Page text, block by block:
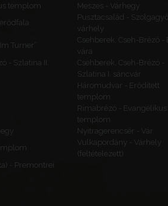
templom
Meszes - Várhegy
Pusztacsalád -
várhely
Turner”
Csehberek, Cseh-Brézó -
vára
- Szlatina II.
Csehberek, Cseh-Brézó -
Szlatina I. sáncvár
Háromudvar - Erődített
templom
Rimabrézó - Evangélikus
templom
Nyitragerencsér - Vár
Vulkapordány - Várhely
(feltételezett)
- Premontrei